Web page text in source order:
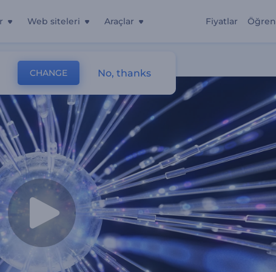
Web siteleri Araçlar Fiyatlar Öğren
CHANGE No, thanks